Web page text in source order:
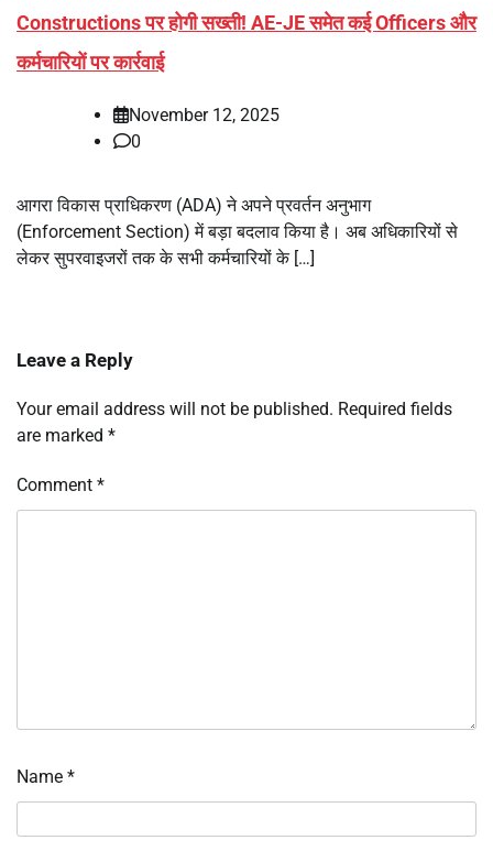
Constructions पर होगी सख्ती! AE-JE समेत कई Officers और
कर्मचारियों पर कार्रवाई
November 12, 2025
0
आगरा विकास प्राधिकरण (ADA) ने अपने प्रवर्तन अनुभाग
(Enforcement Section) में बड़ा बदलाव किया है। अब अधिकारियों से
लेकर सुपरवाइजरों तक के सभी कर्मचारियों के […]
Leave a Reply
Your email address will not be published. Required fields
are marked *
Comment *
Name *